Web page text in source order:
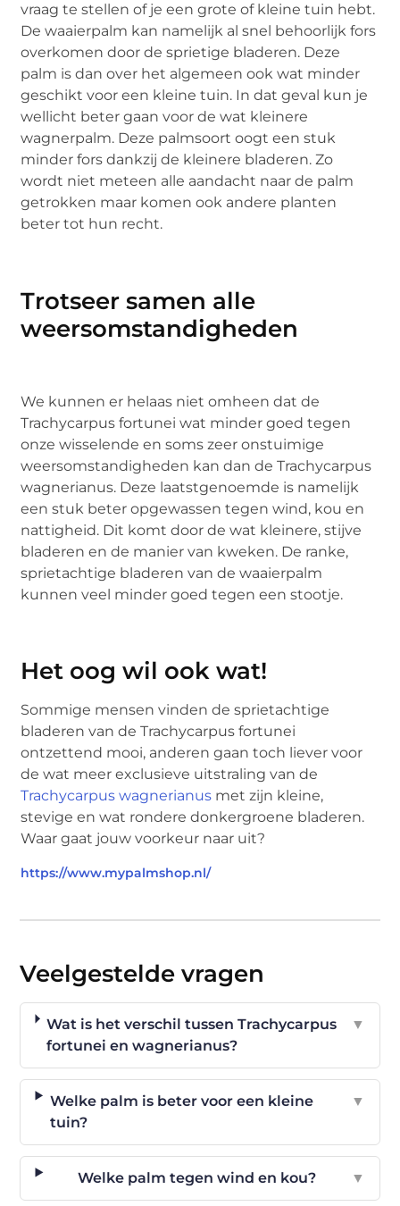
vraag te stellen of je een grote of kleine tuin hebt.
De waaierpalm kan namelijk al snel behoorlijk fors
overkomen door de sprietige bladeren. Deze
palm is dan over het algemeen ook wat minder
geschikt voor een kleine tuin. In dat geval kun je
wellicht beter gaan voor de wat kleinere
wagnerpalm. Deze palmsoort oogt een stuk
minder fors dankzij de kleinere bladeren. Zo
wordt niet meteen alle aandacht naar de palm
getrokken maar komen ook andere planten
beter tot hun recht.
Trotseer samen alle
weersomstandigheden
We kunnen er helaas niet omheen dat de
Trachycarpus fortunei wat minder goed tegen
onze wisselende en soms zeer onstuimige
weersomstandigheden kan dan de Trachycarpus
wagnerianus. Deze laatstgenoemde is namelijk
een stuk beter opgewassen tegen wind, kou en
nattigheid. Dit komt door de wat kleinere, stijve
bladeren en de manier van kweken. De ranke,
sprietachtige bladeren van de waaierpalm
kunnen veel minder goed tegen een stootje.
Het oog wil ook wat!
Sommige mensen vinden de sprietachtige
bladeren van de Trachycarpus fortunei
ontzettend mooi, anderen gaan toch liever voor
de wat meer exclusieve uitstraling van de
Trachycarpus wagnerianus met zijn kleine,
stevige en wat rondere donkergroene bladeren.
Waar gaat jouw voorkeur naar uit?
https://www.mypalmshop.nl/
Veelgestelde vragen
Wat is het verschil tussen Trachycarpus
fortunei en wagnerianus?
▼
Welke palm is beter voor een kleine
tuin?
▼
Welke palm tegen wind en kou? ▼